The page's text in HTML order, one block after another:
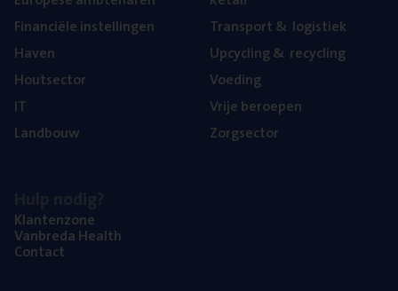
Finan­ci­ë­le instellingen
Haven
Hout­sec­tor
IT
Land­bouw
Trans­port& logistiek
Upcy­cling& recycling
Voe­ding
Vrije beroe­pen
Zorg­sec­tor
Klan­ten­zo­ne
Van­b­re­da Health
Con­tact